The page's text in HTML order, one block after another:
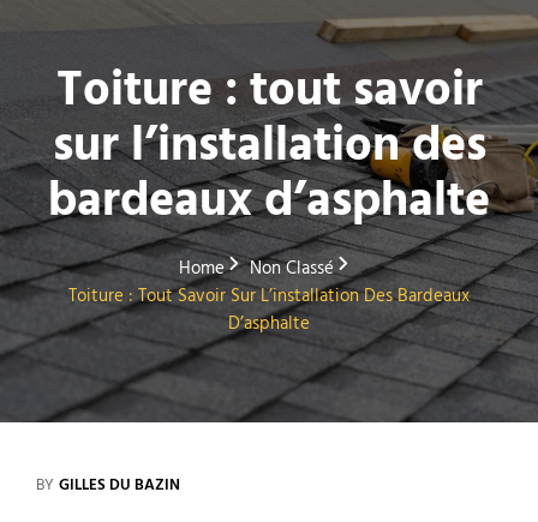
Toiture : tout savoir
sur l’installation des
bardeaux d’asphalte
Home
Non Classé
Toiture : Tout Savoir Sur L’installation Des Bardeaux
D’asphalte
BY GILLES DU BAZIN